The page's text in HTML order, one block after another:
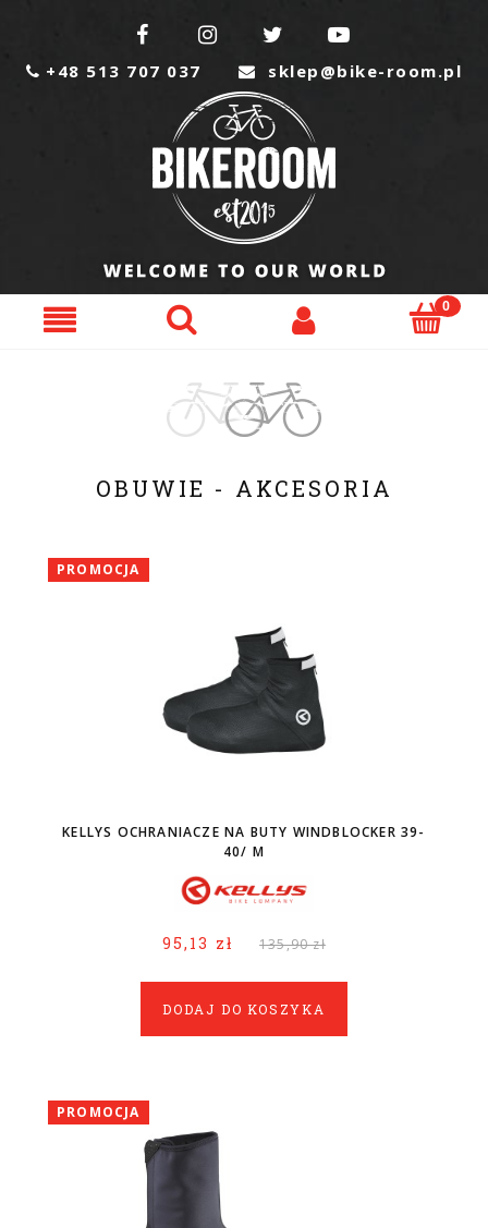
   
 +48 513 707 037  sklep@bike-room.pl
OBUWIE - AKCESORIA
KELLYS OCHRANIACZE NA BUTY WINDBLOCKER 39-
40/ M
95,13 zł 135,90 zł
DODAJ DO KOSZYKA
PROMOCJA
PROMOCJA